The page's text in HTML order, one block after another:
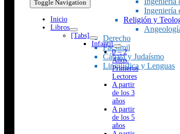
Ingeniería
Religión y
Derecho
Facsímil
Cábala y Judaísmo
Lingüística y Lenguas
Toggle Navigation
Inicio
Libros
[Tabs]
Infantil
0 – 2
Años.
Primeros
Lectores
A partir
de los 3
años
A partir
de los 5
años